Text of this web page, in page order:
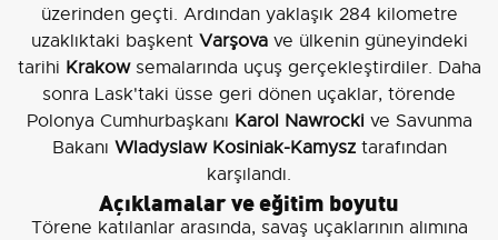
üzerinden geçti. Ardından yaklaşık 284 kilometre
uzaklıktaki başkent Varşovave ülkenin güneyindeki
tarihi Krakowsemalarında uçuş gerçekleştirdiler. Daha
sonra Lask'taki üsse geri dönen uçaklar, törende
Polonya Cumhurbaşkanı Karol Nawrockive Savunma
Bakanı Wladyslaw Kosiniak-Kamysztarafından
karşılandı.
Açıklamalar ve eğitim boyutu
Törene katılanlar arasında, savaş uçaklarının alımına